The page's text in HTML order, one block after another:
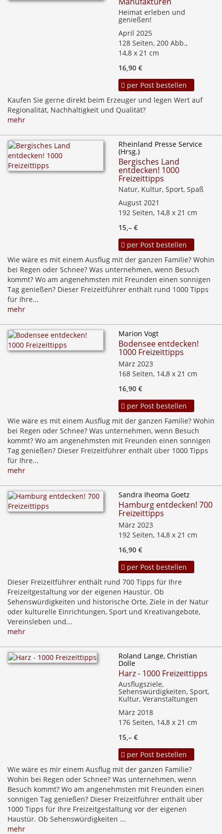
Heimat erleben und
genießen!
April 2025
128 Seiten, 200 Abb.,
14,8 x 21 cm
16,90 €
per Post bestellen
Kaufen Sie gerne direkt beim Erzeuger und legen Wert auf
Regionalität, Nachhaltigkeit und Qualität?
mehr
Rheinland Presse Service
(Hrsg.)
Bergisches Land
entdecken! 1000
Freizeittipps
Natur, Kultur, Sport, Spaß
August 2021
192 Seiten, 14,8 x 21 cm
15,– €
per Post bestellen
Wie wäre es mit einem Ausflug mit der ganzen Familie? Wohin
bei Regen oder Schnee? Was unternehmen, wenn Besuch
kommt? Wo am angenehmsten mit Freunden einen sonnigen
Tag genießen? Dieser Freizeitführer enthält rund 1000 Tipps
für Ihre...
mehr
Marion Vogt
Bodensee entdecken!
1000 Freizeittipps
März 2023
168 Seiten, 14,8 x 21 cm
16,90 €
per Post bestellen
Wie wäre es mit einem Ausflug mit der ganzen Familie? Wohin
bei Regen oder Schnee? Was unternehmen, wenn Besuch
kommt? Wo am angenehmsten mit Freunden einen sonnigen
Tag genießen? Dieser Freizeitführer enthält über 1000 Tipps
für Ihre...
mehr
Sandra Iheoma Goetz
Hamburg entdecken! 700
Freizeittipps
März 2023
192 Seiten, 14,8 x 21 cm
16,90 €
per Post bestellen
Dieser Freizeitführer enthält rund 700 Tipps für Ihre
Freizeitgestaltung vor der eigenen Haustür. Ob
Sehenswürdigkeiten und historische Orte, Ziele in der Natur
oder kulturelle Einrichtungen, Sport­ und Kreativangebote,
Vereinsleben und...
mehr
Roland Lange, Christian
Dolle
Harz - 1000 Freizeittipps
Ausflugsziele,
Sehenswürdigkeiten, Sport,
Kultur, Veranstaltungen
März 2018
176 Seiten, 14,8 x 21 cm
15,– €
per Post bestellen
Wie wäre es mir einem Ausflug mit der ganzen Familie?
Wohin bei Regen oder Schnee? Was unternehmen, wenn
Besuch kommt? Wo am angenehmsten mit Freunden einen
sonnigen Tag genießen? Dieser Freizeitführer enthält über
1000 Tipps für Ihre Freizeitgestaltung vor der eigenen
Haustür. Ob Sehenswürdigkeiten ...
mehr